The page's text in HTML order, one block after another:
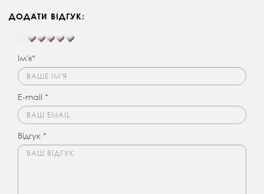
ДОДАТИ ВІДГУК:
Ім'я*
E-mail *
Відгук *